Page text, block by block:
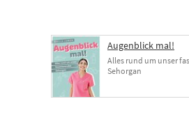
Augenblick mal!
Alles rund um unser
Sehorgan